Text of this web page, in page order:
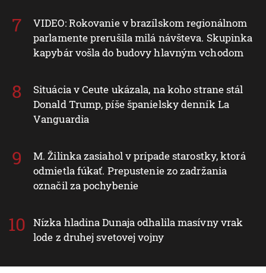
VIDEO: Rokovanie v brazílskom regionálnom
parlamente prerušila milá návšteva. Skupinka
kapybár vošla do budovy hlavným vchodom
Situácia v Ceute ukázala, na koho strane stál
Donald Trump, píše španielsky denník La
Vanguardia
M. Žilinka zasiahol v prípade starostky, ktorá
odmietla fúkať. Prepustenie zo zadržania
označil za pochybenie
Nízka hladina Dunaja odhalila masívny vrak
lode z druhej svetovej vojny